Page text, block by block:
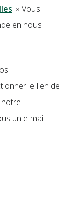
. » Vous
en nous
le lien de
un e-mail